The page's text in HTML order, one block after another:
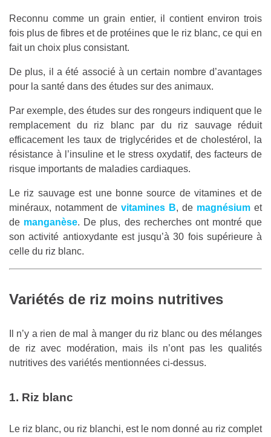
Reconnu comme un grain entier, il contient environ trois
fois plus de fibres et de protéines que le riz blanc, ce qui en
fait un choix plus consistant.
De plus, il a été associé à un certain nombre d’avantages
pour la santé dans des études sur des animaux.
Par exemple, des études sur des rongeurs indiquent que le
remplacement du riz blanc par du riz sauvage réduit
efficacement les taux de triglycérides et de cholestérol, la
résistance à l’insuline et le stress oxydatif, des facteurs de
risque importants de maladies cardiaques.
Le riz sauvage est une bonne source de vitamines et de
minéraux, notamment de vitamines B, de magnésium et
de manganèse. De plus, des recherches ont montré que
son activité antioxydante est jusqu’à 30 fois supérieure à
celle du riz blanc.
Variétés de riz moins nutritives
Il n’y a rien de mal à manger du riz blanc ou des mélanges
de riz avec modération, mais ils n’ont pas les qualités
nutritives des variétés mentionnées ci-dessus.
1. Riz blanc
Le riz blanc, ou riz blanchi, est le nom donné au riz complet